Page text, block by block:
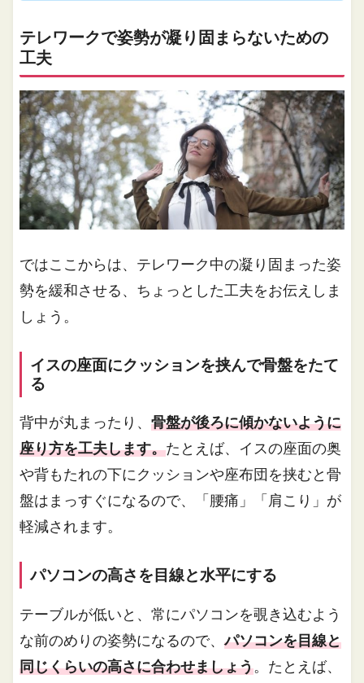
テレワークで姿勢が凝り固まらないための
工夫
ではここからは、テレワーク中の凝り固まった姿
勢を緩和させる、ちょっとした工夫をお伝えしま
しょう。
イスの座面にクッションを挟んで骨盤をたて
る
背中が丸まったり、骨盤が後ろに傾かないように
座り方を工夫します。たとえば、イスの座面の奥
や背もたれの下にクッションや座布団を挟むと骨
盤はまっすぐになるので、「腰痛」「肩こり」が
軽減されます。
パソコンの高さを目線と水平にする
テーブルが低いと、常にパソコンを覗き込むよう
な前のめりの姿勢になるので、パソコンを目線と
同じくらいの高さに合わせましょう。たとえば、